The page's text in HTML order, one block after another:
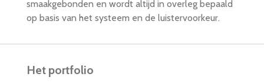
smaakgebonden en wordt altijd in overleg bepaald
op basis van het systeem en de luistervoorkeur.
Het portfolio